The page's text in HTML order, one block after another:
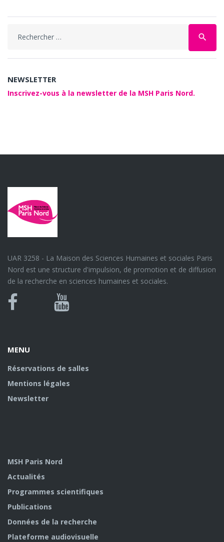
search
NEWSLETTER
Inscrivez-vous à la newsletter de la MSH Paris Nord.
UAR 3258 - La Maison des Sciences Humaines et sociales Paris
Nord est une structure d'impulsion, de promotion et de diffusion
de la recherche en sciences humaines et sociales.
Bluesky
Canal
MENU
Réservations de salles
Mentions légales
Newsletter
MSH Paris Nord
Actualités
Programmes scientifiques
Publications
Données de la recherche
Plateforme audiovisuelle